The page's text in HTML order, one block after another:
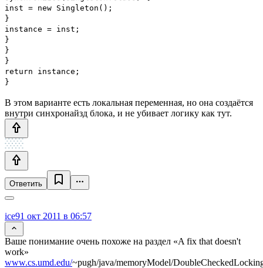
inst = new Singleton();
}
instance = inst;
}
}
}
return instance;
}
В этом варианте есть локальная переменная, но она создаётся
внутри синхронайзд блока, и не убивает логику как тут.
Ответить
ice91 окт 2011 в 06:57
Ваше понимание очень похоже на раздел «A fix that doesn't
work»
www.cs.umd.edu/~pugh/java/memoryModel/